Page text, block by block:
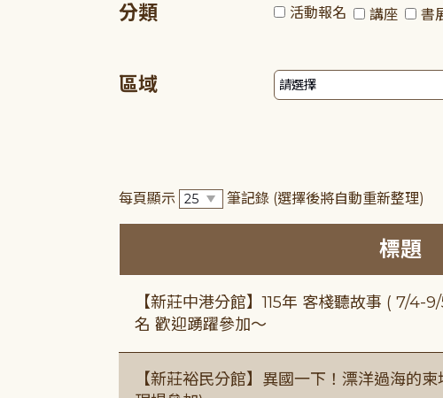
分類 活動報名 講座 書
區域
每頁顯示 筆記錄 (選擇後將自動重新整理)
標題
【新莊中港分館】115年 客棧聽故事 ( 7/4-
名 歡迎踴躍參加～
【新莊裕民分館】異國一下！漂洋過海的